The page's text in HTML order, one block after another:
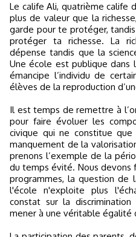
Le calife Ali, quatrième calife
plus de valeur que la
garde pour te protéger,
protéger ta richesse. La
dépense tandis que la
Une école est publique
émancipe l’individu de
élèves de la reproduction
Il est temps de remettre à
pour faire évoluer les
civique qui ne constitue
manquement de la
prenons l’exemple de la
du temps évité. Nous devons
programmes, la question de
l'école n'exploite plus
constat sur la
mener à une véritable égalité